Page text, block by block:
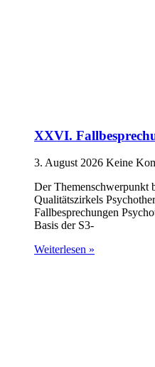
XXVI.
3. August 2026 Keine
Der Themenschwerpunkt
Qualitätszirkels
Fallbesprechungen
Basis der S3-
Weiterlesen »